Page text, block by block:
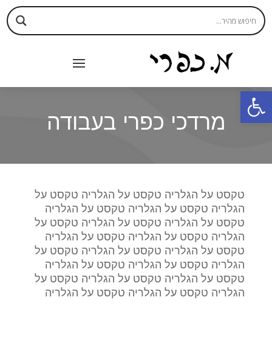
פתח סרגל נגישות
מרדכי כפרי בעבודה
טקסט על הגלריה טקסט על הגלריה טקסט על
הגלריה טקסט על הגלריה טקסט על הגלריה
טקסט על הגלריה טקסט על הגלריה טקסט על
הגלריה טקסט על הגלריה טקסט על הגלריה
טקסט על הגלריה טקסט על הגלריה טקסט על
הגלריה טקסט על הגלריה טקסט על הגלריה
טקסט על הגלריה טקסט על הגלריה טקסט על
הגלריה טקסט על הגלריה טקסט על הגלריה